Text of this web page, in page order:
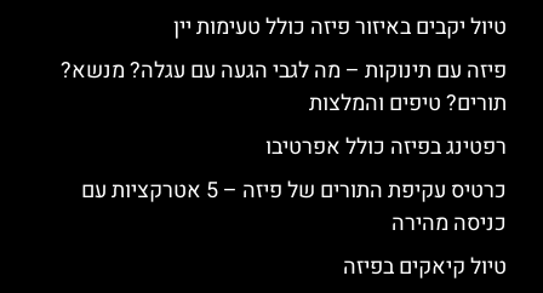
טיול יקבים באיזור פיזה כולל טעימות יין
פיזה עם תינוקות – מה לגבי הגעה עם עגלה? מנשא?
תורים? טיפים והמלצות
רפטינג בפיזה כולל אפרטיבו
כרטיס עקיפת התורים של פיזה – 5 אטרקציות עם
כניסה מהירה
טיול קיאקים בפיזה